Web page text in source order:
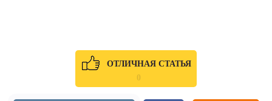
ОТЛИЧНАЯ СТАТЬЯ
0